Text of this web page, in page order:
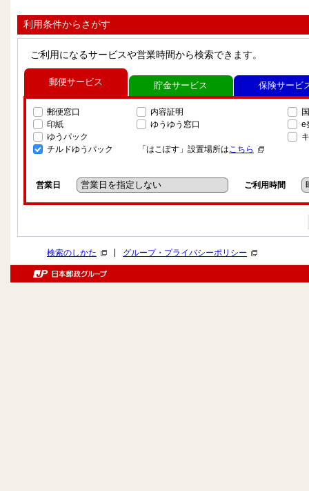
利用条件からさがす
ご利用になるサービスや営業時間から検索できます。
郵便サービス
郵便窓口
印紙
ゆうパック
チルドゆうパック
内容証明
ゆうゆう窓口
「はこぽす」設置場所はこちら
e
営業日 ご利用時間
貯金サービス 保険サービ
検索のしかた グループ・プライバシーポリシー